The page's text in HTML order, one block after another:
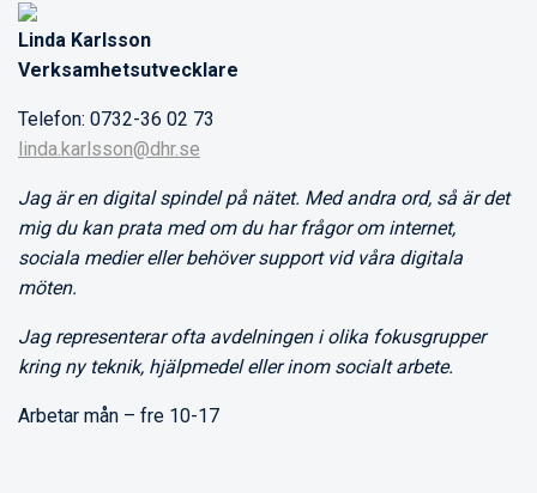
Linda Karlsson
Verksamhetsutvecklare
Telefon: 0732-36 02 73
linda.karlsson@dhr.se
Jag är en digital spindel på nätet. Med andra ord, så är det
mig du kan prata med om du har frågor om internet,
sociala medier eller behöver support vid våra digitala
möten.
Jag representerar ofta avdelningen i olika fokusgrupper
kring ny teknik, hjälpmedel eller inom socialt arbete.
Arbetar mån – fre 10-17